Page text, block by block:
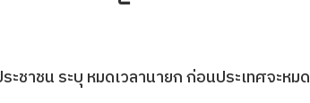
ชาชน ระบุ หมดเวลานายก ก่อนประเทศจะหมด